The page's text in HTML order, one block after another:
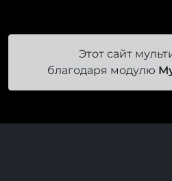
Этот сайт
благодаря модулю